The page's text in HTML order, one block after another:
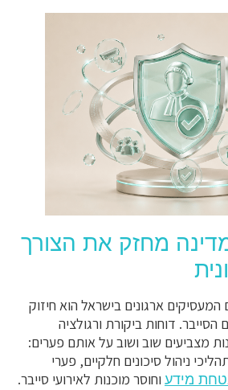
מחזק את הצורך
ארגונים בישראל הוא חיזוק
דוחות ביקורת ורגולציה
מצביעים שוב ושוב על אותם פערים:
ניהול סיכונים חלקיים, פערי
מידע וחוסר מוכנות לאירועי סייבר.